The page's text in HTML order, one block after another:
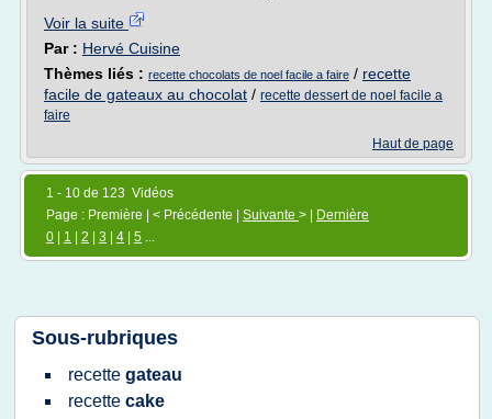
Voir la suite
Par : Hervé Cuisine
Thèmes liés : recette chocolats de noel facile a faire / recette
facile de gateaux au chocolat / recette dessert de noel facile a
faire
Haut de page
1 - 10 de 123 Vidéos
Page : Première | < Précédente | Suivante > |
Dernière
0
1 2 3 4 5 ...
Sous-rubriques
recette gateau
recette cake